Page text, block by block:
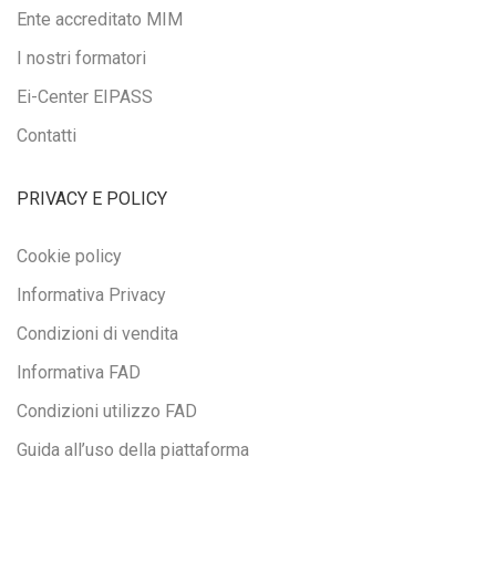
Ente accreditato MIM
I nostri formatori
Ei-Center EIPASS
Contatti
PRIVACY E POLICY
Cookie policy
Informativa Privacy
Condizioni di vendita
Informativa FAD
Condizioni utilizzo FAD
Guida all’uso della piattaforma